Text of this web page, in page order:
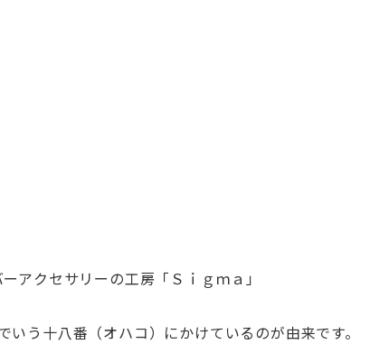
アクセサリーの工房「Ｓｉｇｍａ」
いう十八番（オハコ）にかけているのが由来です。